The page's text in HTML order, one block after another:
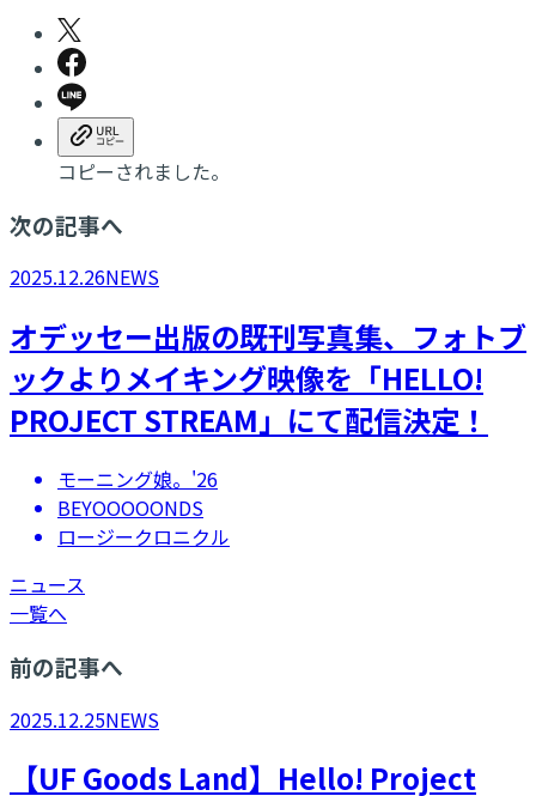
コピーされました。
次の記事へ
2025.12.26NEWS
オデッセー出版の既刊写真集、フォトブ
ックよりメイキング映像を「HELLO!
PROJECT STREAM」にて配信決定！
モーニング娘。'26
BEYOOOOONDS
ロージークロニクル
ニュース
一覧へ
前の記事へ
2025.12.25NEWS
【UF Goods Land】Hello! Project